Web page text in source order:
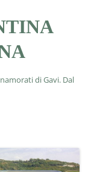
di Gavi. Dal